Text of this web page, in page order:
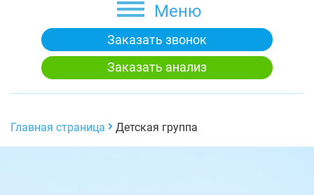
Меню
Заказать звонок
Заказать анализ
Главная страница Детская группа